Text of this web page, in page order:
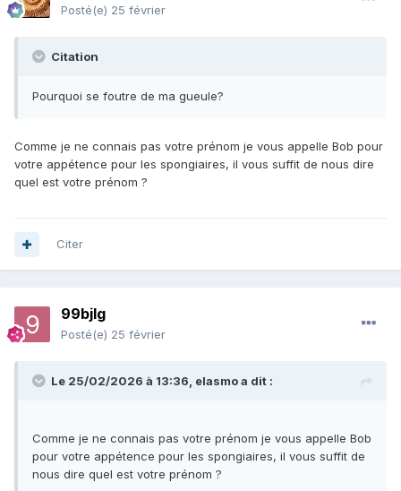
Posté(e) 25 février
Citation
Pourquoi se foutre de ma gueule?
Comme je ne connais pas votre prénom je vous appelle Bob pour
votre appétence pour les spongiaires, il vous suffit de nous dire
quel est votre prénom ?
Citer
99bjlg
Posté(e) 25 février
Le 25/02/2026 à 13:36, elasmoa dit :
Comme je ne connais pas votre prénom je vous appelle Bob
pour votre appétence pour les spongiaires, il vous suffit de
nous dire quel est votre prénom ?